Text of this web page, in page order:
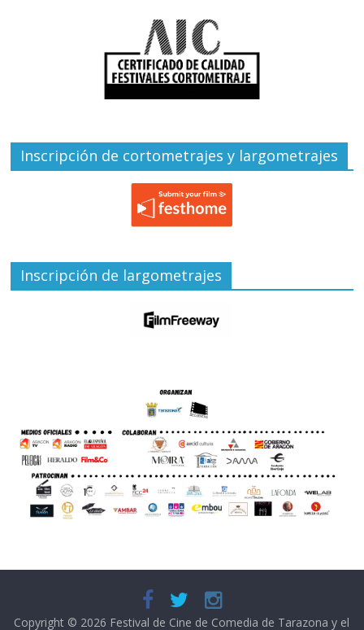
Inscripción de cortometrajes y largometrajes
Inscripción de largometrajes
Copyright © 2026 Festival de Cine de Comedia de Tarazona y el